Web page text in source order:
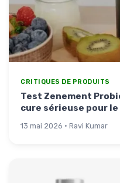
CRITIQUES DE PRODUITS
Test Zenement
cure sérieuse pour
13 mai 2026 · Ravi Kumar